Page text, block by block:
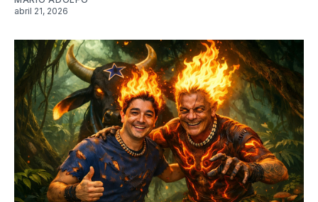
abril 21, 2026